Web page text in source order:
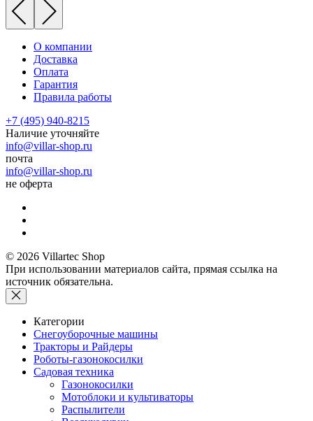
О компании
Доставка
Оплата
Гарантия
Правила работы
+7 (495) 940-8215
Наличие уточняйте
info@villar-shop.ru
почта
info@villar-shop.ru
не оферта
© 2026 Villartec Shop
При использовании материалов сайта, прямая ссылка на
источник обязательна.
Категории
Снегоуборочные машины
Тракторы и Райдеры
Роботы-газонокосилки
Садовая техника
Газонокосилки
Мотоблоки и культиваторы
Распылители